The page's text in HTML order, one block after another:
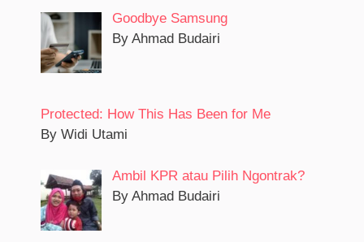
Goodbye Samsung
By Ahmad Budairi
Protected: How This Has Been for Me
By Widi Utami
Ambil KPR atau Pilih Ngontrak?
By Ahmad Budairi